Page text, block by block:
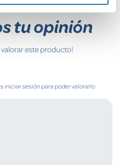
tu opinión
valorar este producto!
iniciar sesión para poder valorarlo